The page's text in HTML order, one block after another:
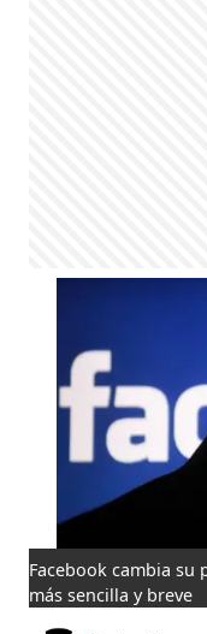
Facebook cambia su
más sencilla y breve